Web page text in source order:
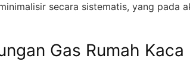
secara sistematis, yang pada
Gas Rumah